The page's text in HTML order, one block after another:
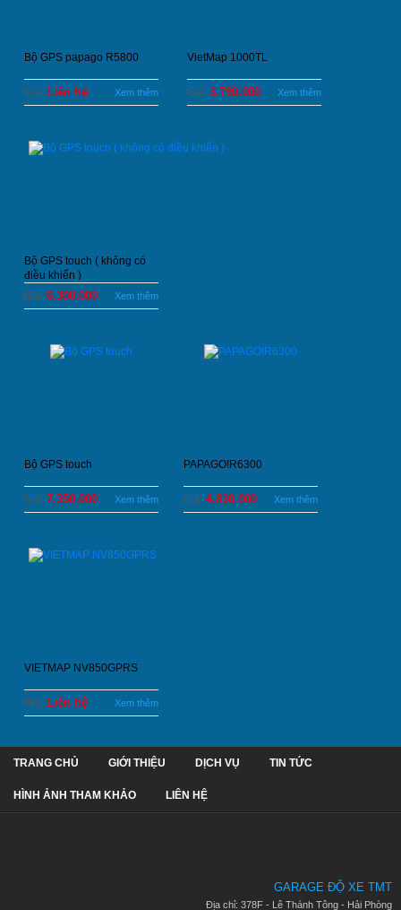
Bộ GPS papago R5800
Giá: Liên hệ Xem thêm
VietMap 1000TL
Giá: 3.790.000 Xem thêm
Bộ GPS touch ( không có
điều khiển )
Giá: 6.300.000 Xem thêm
Bộ GPS touch
Giá: 7.350.000 Xem thêm
PAPAGO!R6300
Giá: 4.830.000 Xem thêm
VIETMAP NV850GPRS
Giá: Liên hệ Xem thêm
TRANG CHỦ GIỚI THIỆU DỊCH VỤ TIN TỨC
HÌNH ẢNH THAM KHẢO LIÊN HỆ
GARAGE ĐỘ XE TMT
Địa chỉ: 378F - Lê Thánh Tông - Hải Phòng